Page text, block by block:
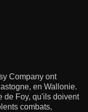
Company ont
en Wallonie.
de Foy, qu'ils doivent
combats,